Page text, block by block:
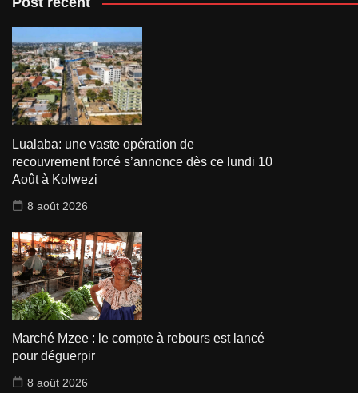
Lualaba: une vaste opération de
recouvrement forcé s’annonce dès ce lundi 10
Août à Kolwezi
8 août 2026
Marché Mzee : le compte à rebours est lancé
pour déguerpir
8 août 2026